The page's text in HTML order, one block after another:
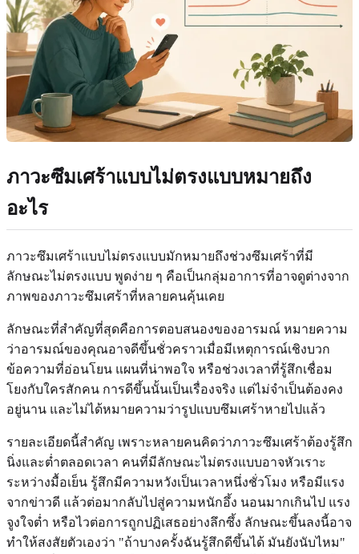
ภาวะซึมเศร้าแบบไม่ตรงแบบหมายถึง
อะไร
ภาวะซึมเศร้าแบบไม่ตรงแบบมักหมายถึงช่วงซึมเศร้าที่มี
ลักษณะไม่ตรงแบบ พูดง่าย ๆ คือเป็นกลุ่มอาการที่อาจดูต่างจาก
ภาพของภาวะซึมเศร้าที่หลายคนคุ้นเคย
ลักษณะที่สำคัญที่สุดคือการตอบสนองของอารมณ์ หมายความ
ว่าอารมณ์ของคุณอาจดีขึ้นชั่วคราวเมื่อมีเหตุการณ์เชิงบวก
ข้อความที่อ่อนโยน แผนที่น่าพอใจ หรือช่วงเวลาที่รู้สึกเชื่อม
โยงกับใครสักคน การดีขึ้นนั้นเป็นเรื่องจริง แต่ไม่จำเป็นต้องคง
อยู่นาน และไม่ได้หมายความว่ารูปแบบซึมเศร้าหายไปแล้ว
รายละเอียดนี้สำคัญ เพราะหลายคนคิดว่าภาวะซึมเศร้าต้องรู้สึก
นิ่งและต่ำตลอดเวลา คนที่มีลักษณะไม่ตรงแบบอาจหัวเราะ
ระหว่างมื้อเย็น รู้สึกมีความหวังเป็นเวลาหนึ่งชั่วโมง หรือมีแรง
จากข่าวดี แล้วต่อมากลับไปสู่ความหนักอึ้ง นอนมากเกินไป แรง
จูงใจต่ำ หรือไวต่อการถูกปฏิเสธอย่างลึกซึ้ง ลักษณะขึ้นลงนี้อาจ
ทำให้สงสัยตัวเองว่า "ถ้าบางครั้งฉันรู้สึกดีขึ้นได้ มันยังนับไหม"